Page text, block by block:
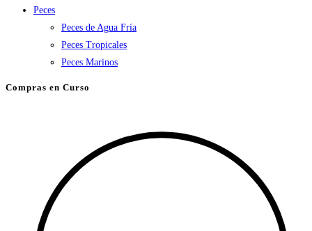
Peces
Peces de Agua Fría
Peces Tropicales
Peces Marinos
Compras en Curso